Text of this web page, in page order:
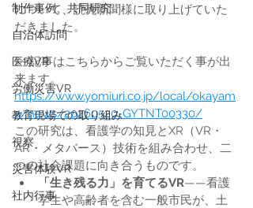
制作事例、共同研究
自治体訪問
医療VR
労働災害VR
教育現場での取り組み
視察
災害体験VR
社内行事
について、読売新聞様に取り上げていた
だきました。
▷ 記事はこちらからご覧いただく事が出
来ます。
https://www.yomiuri.co.jp/local/okayam
a/news/20260520-GYTNT00330/
この研究は、看護学の知見とXR（VR・
AR・メタバース）技術を組み合わせ、二
つの社会課題に向き合うものです。
「生き残る力」を育てるVR——看護
学生や高齢者を含む一般市民が、土